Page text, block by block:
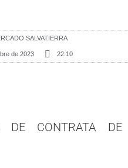
SALVATIERRA
de 2023 22:10
DE CONTRATA DE